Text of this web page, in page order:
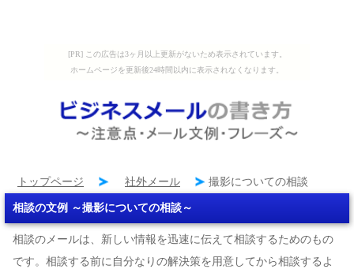
[PR] この広告は3ヶ月以上更新がないため表示されています。
ホームページを更新後24時間以内に表示されなくなります。
トップページ 社外メール 撮影についての相談
相談の文例 ～撮影についての相談～
相談のメールは、新しい情報を迅速に伝えて相談するためのもの
です。相談する前に自分なりの解決策を用意してから相談するよ